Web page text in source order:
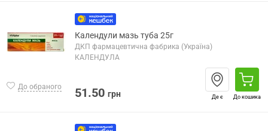
До обраного
Календули мазь туба 25г
ДКП фармацевтична фабрика (Україна)
КАЛЕНДУЛА
51.50 грн Де є До кошика